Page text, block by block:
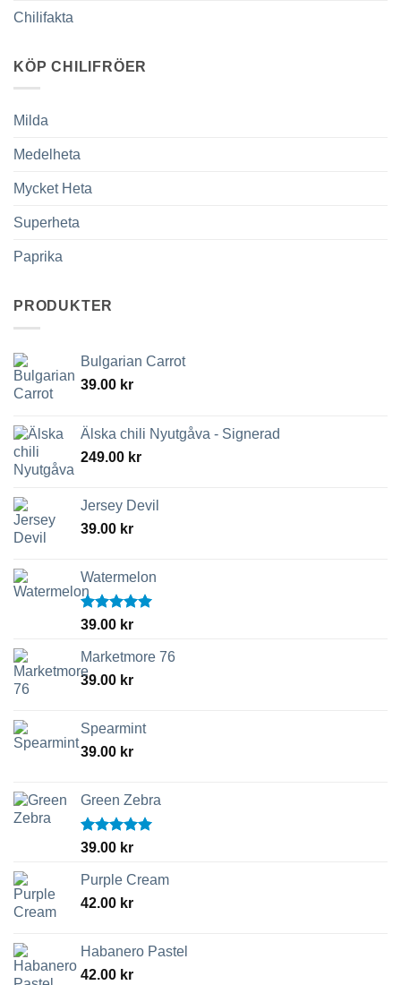
Chilifakta
KÖP CHILIFRÖER
Milda
Medelheta
Mycket Heta
Superheta
Paprika
PRODUKTER
Bulgarian Carrot
39.00 kr
Älska chili Nyutgåva - Signerad
249.00 kr
Jersey Devil
39.00 kr
Watermelon
Betygsatt
39.00 kr
Marketmore 76
39.00 kr
Spearmint
39.00 kr
Green Zebra
Betygsatt
39.00 kr
Purple Cream
42.00 kr
Habanero Pastel
42.00 kr